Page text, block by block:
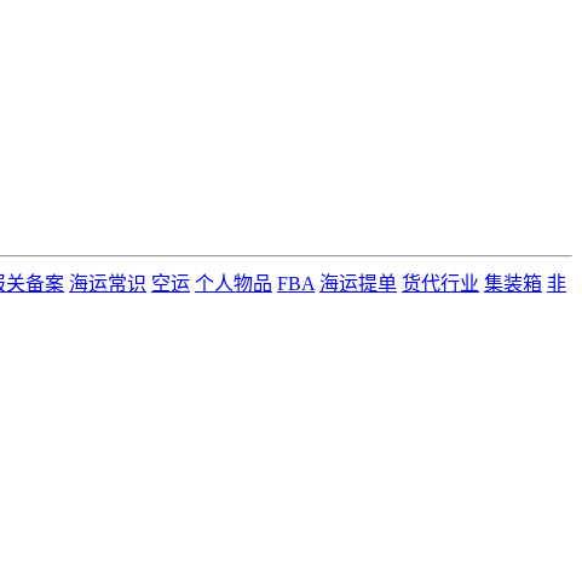
关备案 海运常识 空运 个人物品 FBA 海运提单 货代行业 集装箱 非